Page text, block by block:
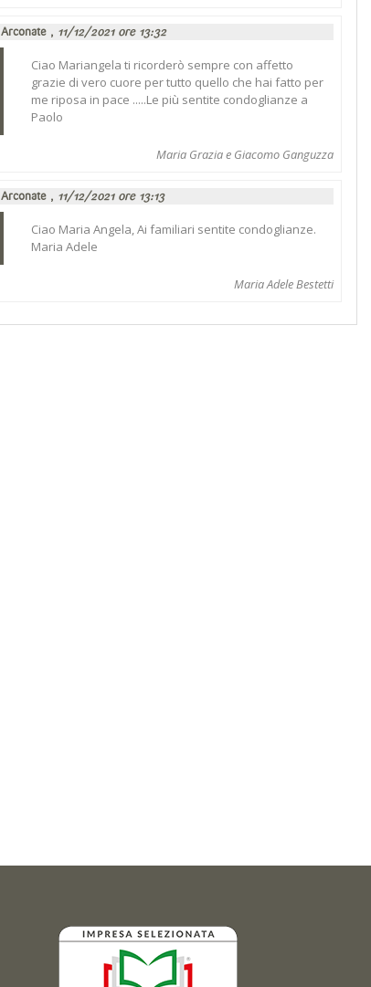
Arconate , 11/12/2021 ore 13:32
Ciao Mariangela ti ricorderò sempre con affetto
grazie di vero cuore per tutto quello che hai fatto per
me riposa in pace .....Le più sentite condoglianze a
Paolo
Maria Grazia e Giacomo Ganguzza
Arconate , 11/12/2021 ore 13:13
Ciao Maria Angela, Ai familiari sentite condoglianze.
Maria Adele
Maria Adele Bestetti